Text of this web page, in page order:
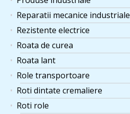
Reparatii mecanice industriale
Rezistente electrice
Roata de curea
Roata lant
Role transportoare
Roti dintate cremaliere
Roti role